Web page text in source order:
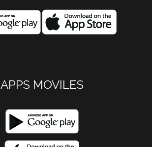
APPS MOVILES